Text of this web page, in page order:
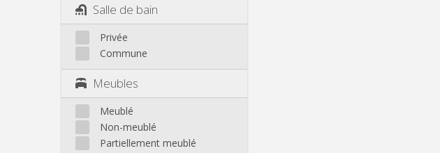
Salle de bain
Privée
Commune
Meubles
Meublé
Non-meublé
Partiellement meublé